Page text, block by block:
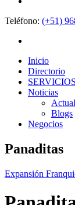
Teléfono: (+51)
Inicio
Directorio
SERVICIOS
Noticias
Blogs
Negocios
Panaditas
Expansión